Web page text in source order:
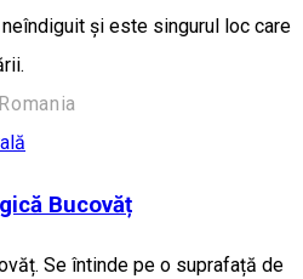
și este singurul loc care
Bucovăț
Se întinde pe o suprafață de